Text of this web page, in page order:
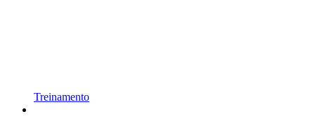
Treinamento